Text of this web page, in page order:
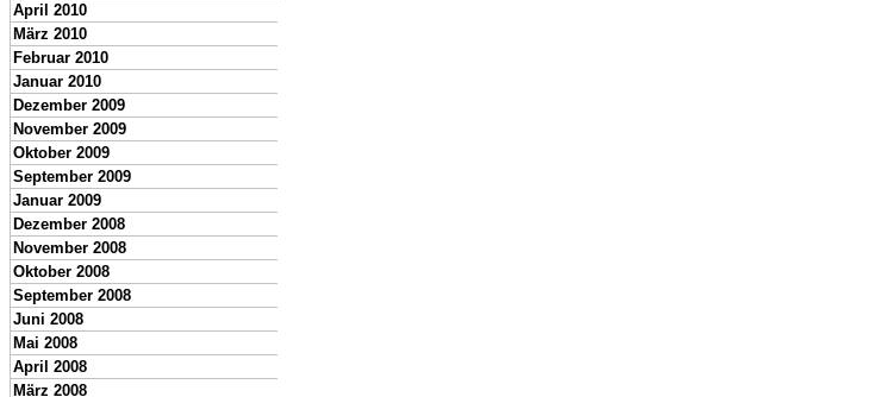
April 2010
März 2010
Februar 2010
Januar 2010
Dezember 2009
November 2009
Oktober 2009
September 2009
Januar 2009
Dezember 2008
November 2008
Oktober 2008
September 2008
Juni 2008
Mai 2008
April 2008
März 2008